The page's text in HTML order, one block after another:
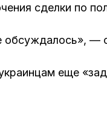
сделки по
обсуждалось», —
еще